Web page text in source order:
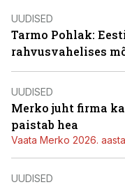
UUDISED
Tarmo Pohlak:
rahvusvahelises
UUDISED
Merko juht firma
paistab hea
Vaata Merko 2026.
UUDISED